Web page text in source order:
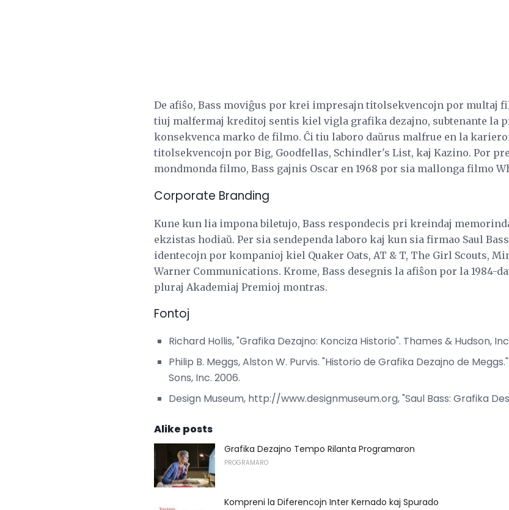
De afiŝo, Bass moviĝus por krei impresajn titolsekvencojn por multaj
tiuj malfermaj kreditoj sentis kiel vigla grafika dezajno, subtenante la
konsekvenca marko de filmo. Ĉi tiu laboro daŭrus malfrue en la
titolsekvencojn por Big, Goodfellas, Schindler's List, kaj Kazino. Por
mondmonda filmo, Bass gajnis Oscar en 1968 por sia mallonga filmo
Corporate Branding
Kune kun lia impona biletujo, Bass respondecis pri kreindaj
ekzistas hodiaŭ. Per sia sendependa laboro kaj kun sia firmao Saul
identecojn por kompanioj kiel Quaker Oats, AT & T, The Girl Scouts,
Warner Communications. Krome, Bass desegnis la afiŝon por la 1984-
pluraj Akademiaj Premioj montras.
Fontoj
Richard Hollis, "Grafika Dezajno: Konciza Historio". Thames & Hudson,
Philip B. Meggs, Alston W. Purvis. "Historio de Grafika Dezajno de
Sons, Inc. 2006.
Design Museum, http://www.designmuseum.org, "Saul Bass: Grafika
Alike posts
Grafika Dezajno Tempo Rilanta Programaron
PROGRAMARO
Kompreni la Diferencojn Inter Kernado kaj Spurado